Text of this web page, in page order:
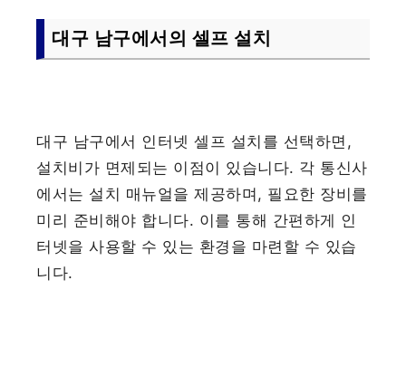
대구 남구에서의 셀프 설치
대구 남구에서 인터넷 셀프 설치를 선택하면,
설치비가 면제되는 이점이 있습니다. 각 통신사
에서는 설치 매뉴얼을 제공하며, 필요한 장비를
미리 준비해야 합니다. 이를 통해 간편하게 인
터넷을 사용할 수 있는 환경을 마련할 수 있습
니다.